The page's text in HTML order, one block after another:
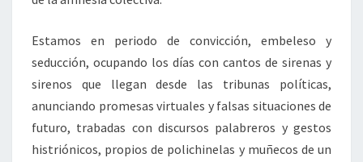
Estamos en periodo de convicción, embeleso y
seducción, ocupando los días con cantos de sirenas y
sirenos que llegan desde las tribunas políticas,
anunciando promesas virtuales y falsas situaciones de
futuro, trabadas con discursos palabreros y gestos
histriónicos, propios de polichinelas y muñecos de un